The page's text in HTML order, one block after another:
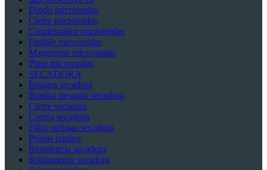
Diodo microondas
Cierre microondas
Condensador microondas
Fusible microondas
Magnetron microondas
Plato microondas
SECADORA
Bisagra secadora
Bomba desagüe secadora
Cierre secadora
Correa secadora
Filtro pelusas secadora
Poleas tambor
Resistencia secadora
Rodamiento secadora